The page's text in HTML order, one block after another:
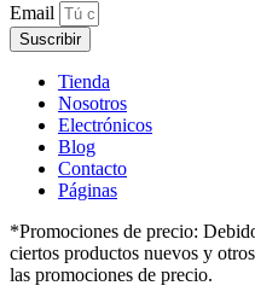
Email
Suscribir
Tienda
Nosotros
Electrónicos
Blog
Contacto
Páginas
*Promociones de precio:
ciertos productos nuevos y
las promociones de precio.